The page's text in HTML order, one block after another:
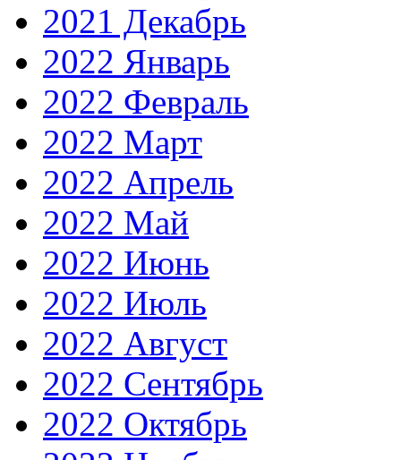
2021 Декабрь
2022 Январь
2022 Февраль
2022 Март
2022 Апрель
2022 Май
2022 Июнь
2022 Июль
2022 Август
2022 Сентябрь
2022 Октябрь